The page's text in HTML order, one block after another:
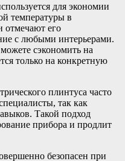
для экономии
температуры в
отмечают его
с любыми интерьерами.
сэкономить на
только на конкретную
плинтуса часто
так как
Такой подход
прибора и продлит
безопасен при